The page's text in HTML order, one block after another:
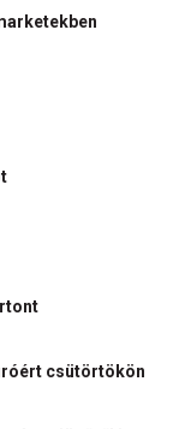
csütörtökön